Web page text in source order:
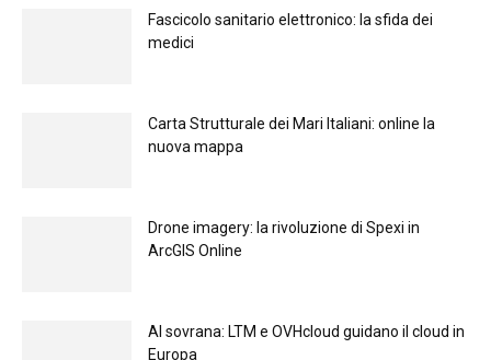
Fascicolo sanitario elettronico: la sfida dei
medici
Carta Strutturale dei Mari Italiani: online la
nuova mappa
Drone imagery: la rivoluzione di Spexi in
ArcGIS Online
Al sovrana: LTM е OVHcloud guidano il cloud in
Europа